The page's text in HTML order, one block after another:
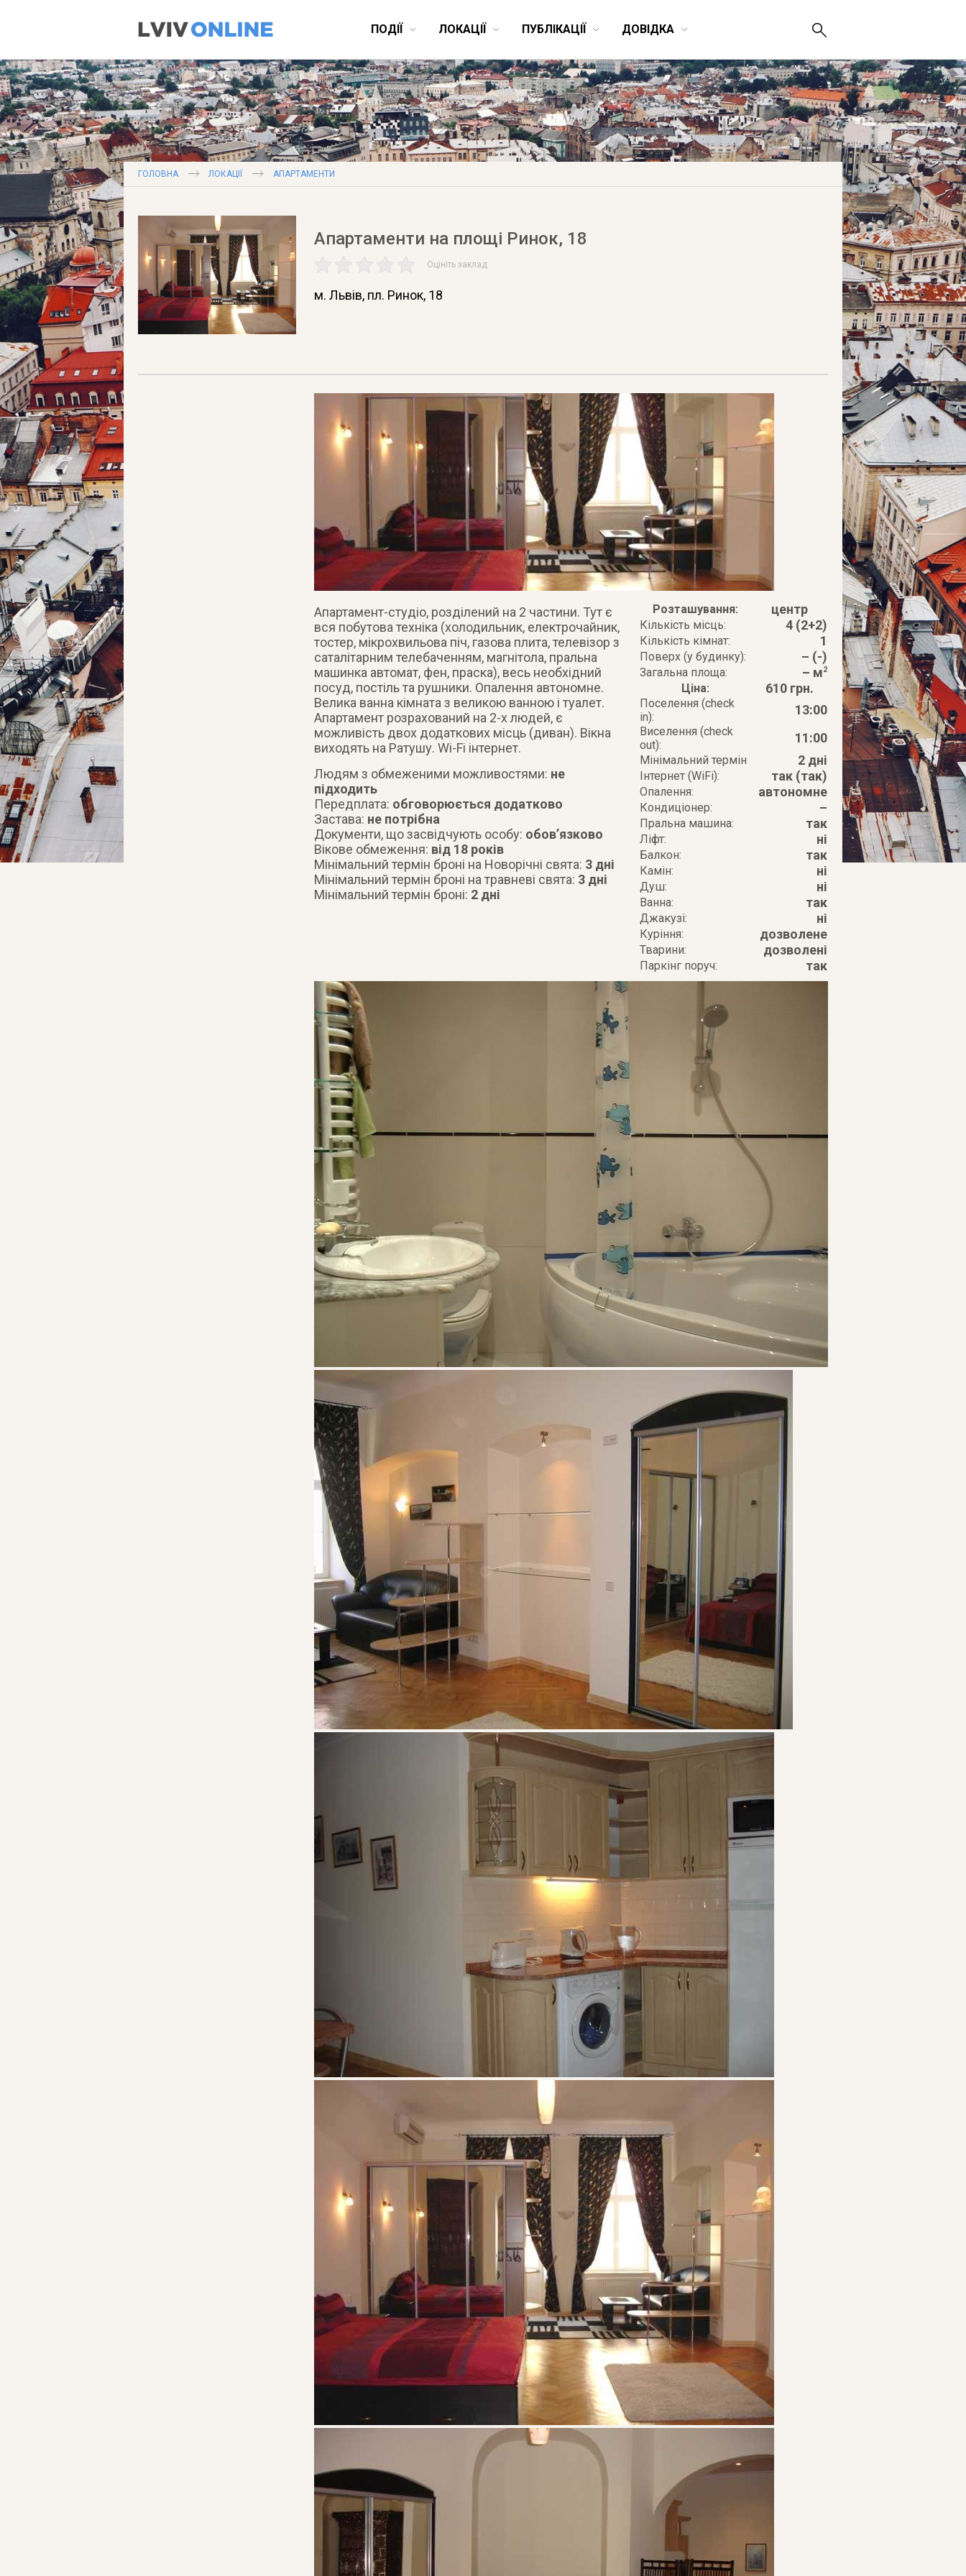
ПОДІЇ ЛОКАЦІЇ ПУБЛІКАЦІЇ ДОВІДКА
ГОЛОВНА ЛОКАЦІЇ АПАРТАМЕНТИ
Апартаменти на площі Ринок, 18
Оцініть заклад
м. Львів, пл. Ринок, 18
Розташування: центр
Кількість місць: 4 (2+2)
Кількість кімнат: 1
Поверх (у будинку): – (-)
Загальна площа: – м2
Ціна: 610 грн.
Поселення (check
in):
13:00
Виселення (check
out):
11:00
Мінімальний термін 2 дні
Інтернет (WiFi): так (так)
Опалення: автономне
Кондиціонер: –
Пральна машина: так
Ліфт: ні
Балкон: так
Камін: ні
Душ: ні
Ванна: так
Джакузі: ні
Куріння: дозволене
Тварини: дозволені
Паркінг поруч: так
Апартамент-студіо, розділений на 2 частини. Тут є
вся побутова техніка (холодильник, електрочайник,
тостер, мікрохвильова піч, газова плита, телевізор з
саталітарним телебаченням, магнітола, пральна
машинка автомат, фен, праска), весь необхідний
посуд, постіль та рушники. Опалення автономне.
Велика ванна кімната з великою ванною і туалет.
Апартамент розрахований на 2-х людей, є
можливість двох додаткових місць (диван). Вікна
виходять на Ратушу. Wi-Fi інтернет.
Людям з обмеженими можливостями: не
підходить
Передплата: обговорюється додатково
Застава: не потрібна
Документи, що засвідчують особу: обов’язково
Вікове обмеження: від 18 років
Мінімальний термін броні на Новорічні свята: 3 дні
Мінімальний термін броні на травневі свята: 3 дні
Мінімальний термін броні: 2 дні